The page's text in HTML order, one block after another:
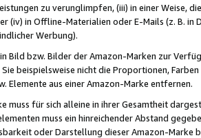
zu verunglimpfen, (iii) in einer Weise,
(iv) in Offline-Materialien oder E-Mails (z. B. in
Werbung).
Bild bzw. Bilder der Amazon-Marken zur
beispielsweise nicht die Proportionen,
Elemente aus einer Amazon-Marke entfernen.
muss für sich alleine in ihrer Gesamtheit
muss ein hinreichender Abstand
oder Darstellung dieser Amazon-Marke